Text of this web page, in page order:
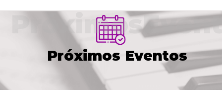
Próximos Eventos